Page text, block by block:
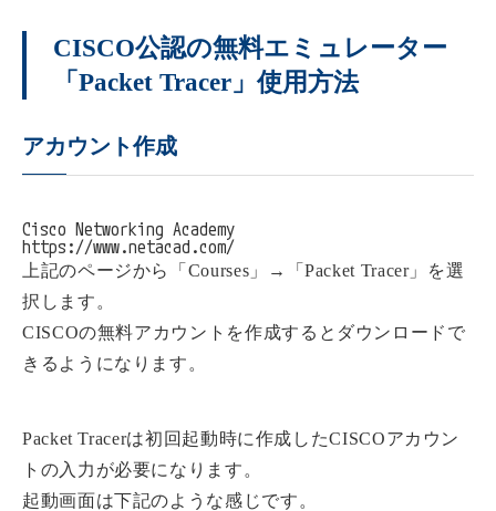
CISCO公認の無料エミュレーター
「Packet Tracer」使用方法
アカウント作成
Cisco Networking Academy
https://www.netacad.com/
上記のページから「Courses」→「Packet Tracer」を選
択します。
CISCOの無料アカウントを作成するとダウンロードで
きるようになります。
Packet Tracerは初回起動時に作成したCISCOアカウン
トの入力が必要になります。
起動画面は下記のような感じです。